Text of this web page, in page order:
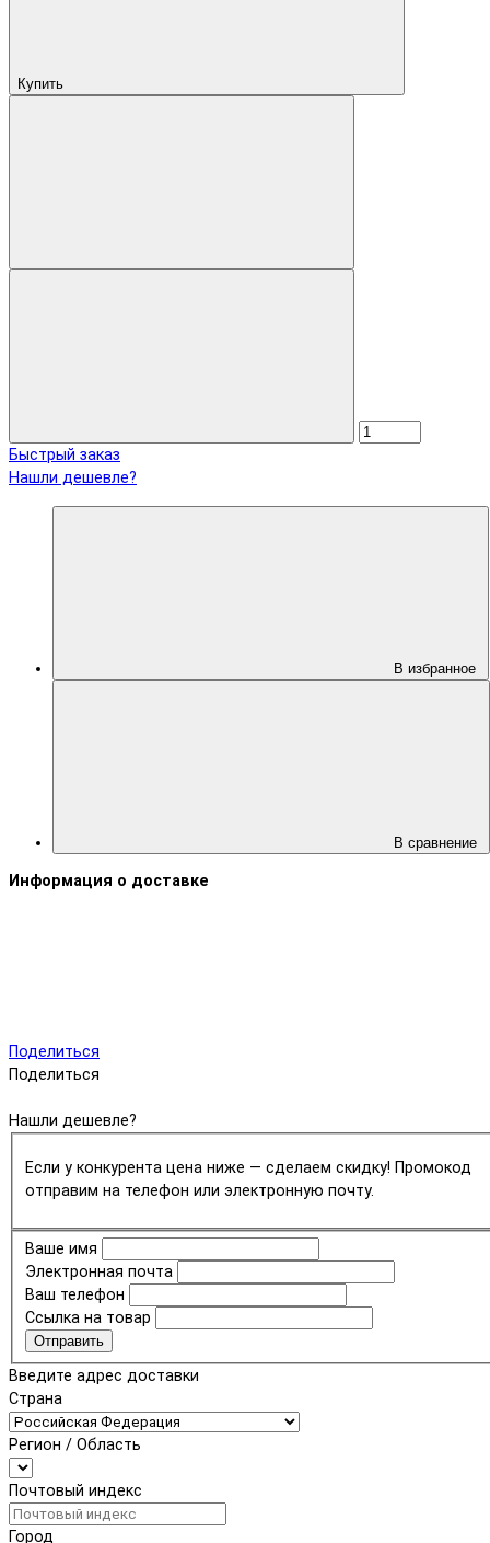
Купить
Быстрый заказ
Нашли дешевле?
В избранное
В сравнение
Информация о доставке
Поделиться
Поделиться
Нашли дешевле?
Если у конкурента цена ниже — сделаем скидку! Промокод
отправим на телефон или электронную почту.
Ваше имя
Электронная почта
Ваш телефон
Ссылка на товар
Отправить
Введите адрес доставки
Страна
Регион / Область
Почтовый индекс
Город